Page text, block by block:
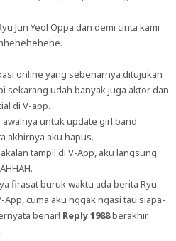
Jun Yeol Oppa dan demi cinta kami
online yang sebenarnya ditujukan
sekarang udah banyak juga aktor dan
di V-app.
untuk update girl band
akhirnya aku hapus.
tampil di V-App, aku langsung
firasat buruk waktu ada berita Ryu
App, cuma aku nggak ngasi tau siapa-
benar! Reply 1988berakhir